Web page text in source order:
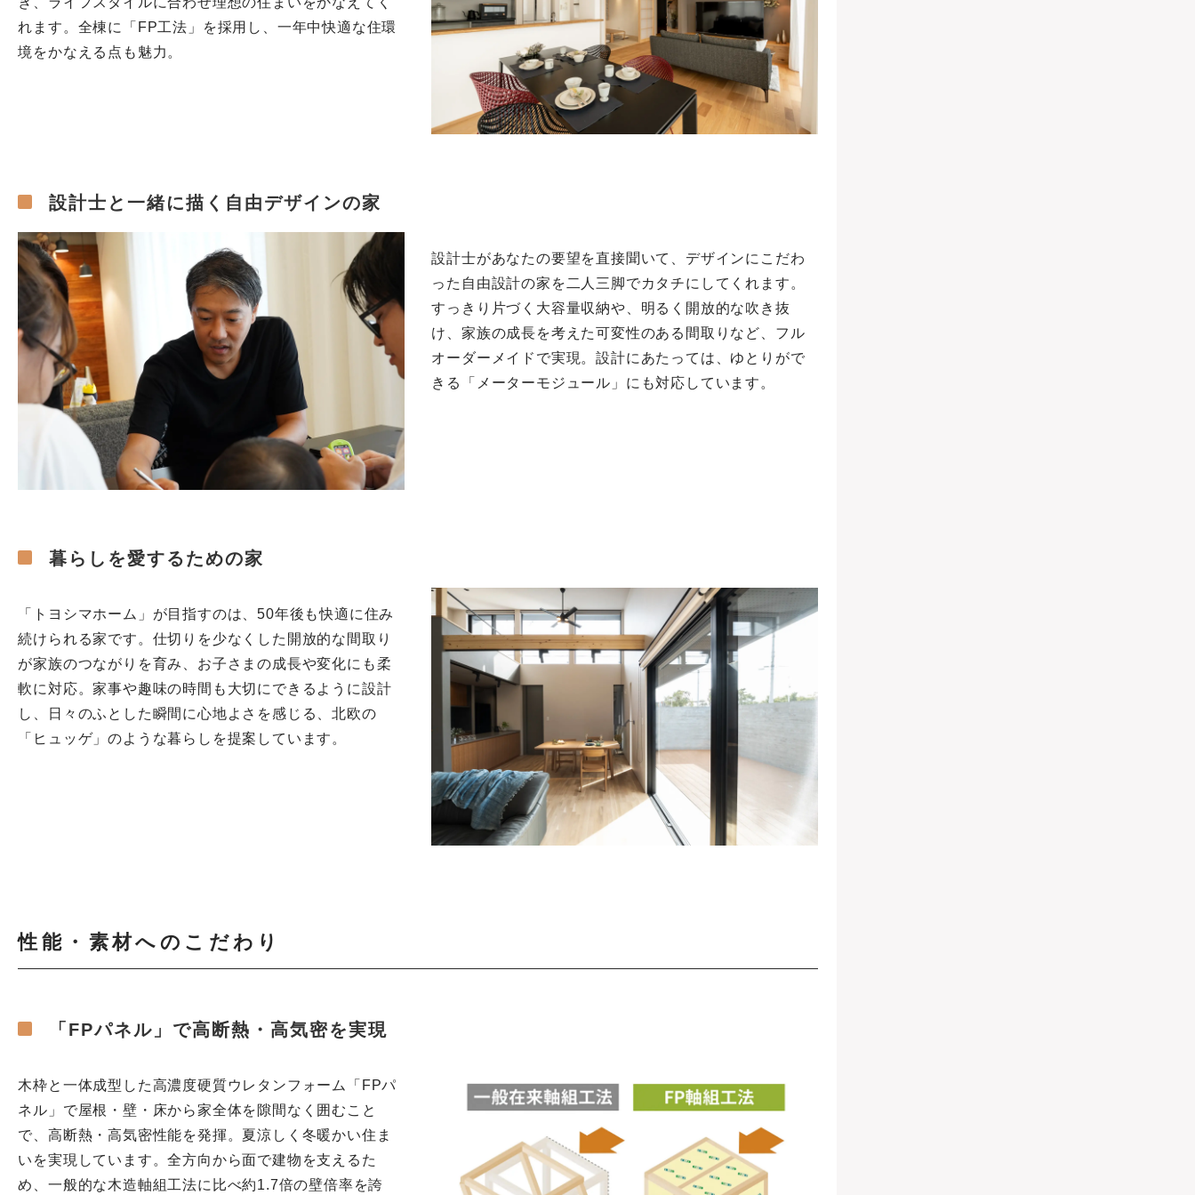
れます。全棟に「FP工法」を採用し、一年中快適な住環
境をかなえる点も魅力。
設計士と一緒に描く自由デザインの家
設計士があなたの要望を直接聞いて、デザインにこだわ
った自由設計の家を二人三脚でカタチにしてくれます。
すっきり片づく大容量収納や、明るく開放的な吹き抜
け、家族の成長を考えた可変性のある間取りなど、フル
オーダーメイドで実現。設計にあたっては、ゆとりがで
きる「メーターモジュール」にも対応しています。
暮らしを愛するための家
「トヨシマホーム」が目指すのは、50年後も快適に住み
続けられる家です。仕切りを少なくした開放的な間取り
が家族のつながりを育み、お子さまの成長や変化にも柔
軟に対応。家事や趣味の時間も大切にできるように設計
し、日々のふとした瞬間に心地よさを感じる、北欧の
「ヒュッゲ」のような暮らしを提案しています。
性能・素材へのこだわり
「FPパネル」で高断熱・高気密を実現
木枠と一体成型した高濃度硬質ウレタンフォーム「FPパ
ネル」で屋根・壁・床から家全体を隙間なく囲むこと
で、高断熱・高気密性能を発揮。夏涼しく冬暖かい住ま
いを実現しています。全方向から面で建物を支えるた
め、一般的な木造軸組工法に比べ約1.7倍の壁倍率を誇